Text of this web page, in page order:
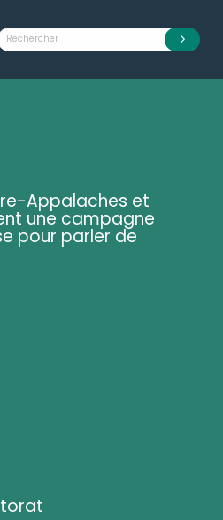
Appalaches et
une campagne
pour parler de